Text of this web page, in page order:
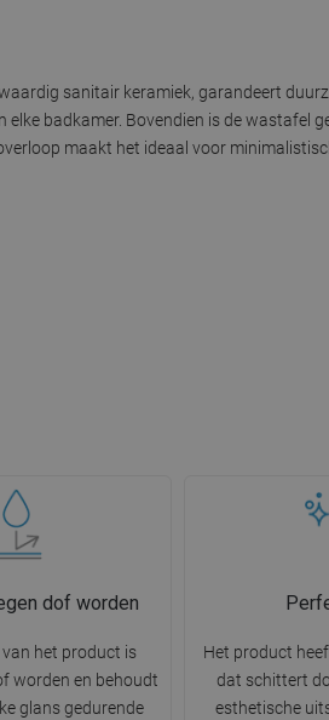
sanitair keramiek, garandeert
badkamer. Bovendien is de wastafel
maakt het ideaal voor
dof worden
het product is
worden en behoudt
glans gedurende
Het product
dat schittert
esthetische